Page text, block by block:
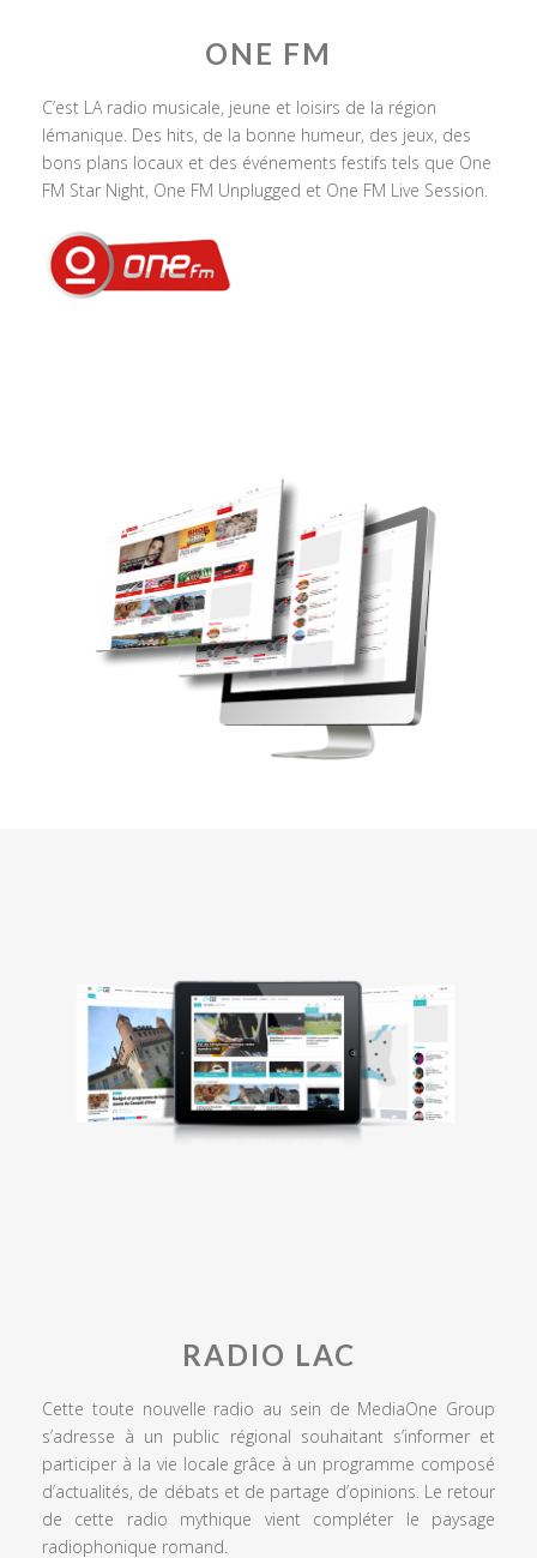
ONE FM
C’est LA radio musicale, jeune et loisirs de la région
lémanique. Des hits, de la bonne humeur, des jeux, des
bons plans locaux et des événements festifs tels que One
FM Star Night, One FM Unplugged et One FM Live Session.
RADIO LAC
Cette toute nouvelle radio au sein de MediaOne Group
s’adresse à un public régional souhaitant s’informer et
participer à la vie locale grâce à un programme composé
d’actualités, de débats et de partage d’opinions. Le retour
de cette radio mythique vient compléter le paysage
radiophonique romand.